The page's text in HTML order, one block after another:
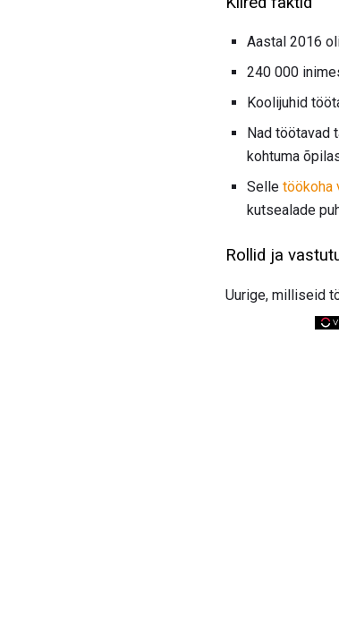
Aastal 2016
240 000
Koolijuhid
Nad töötavad
kohtuma
Selle töökoha
kutsealade
Rollid ja
Uurige, milliseid